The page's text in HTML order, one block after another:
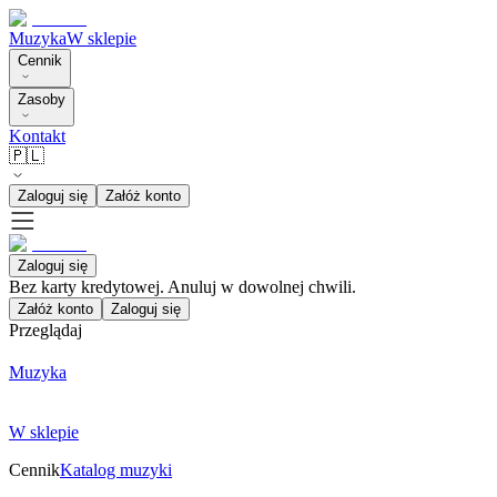
MuzykaW sklepie
Cennik
Zasoby
Kontakt
🇵🇱
Zaloguj się Załóż konto
Zaloguj się
Bez karty kredytowej. Anuluj w dowolnej chwili.
Załóż konto Zaloguj się
Przeglądaj
Muzyka
W sklepie
CennikKatalog muzyki